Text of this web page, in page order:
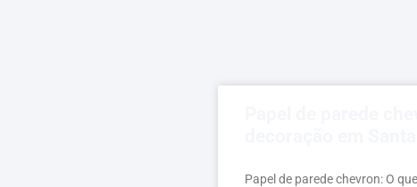
Papel de parede chevron: O